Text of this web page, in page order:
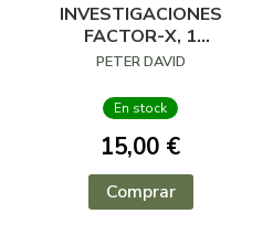
INVESTIGACIONES
FACTOR-X, 1
ESPERA LO
(NUEVO PVP)
PETER DAVID
En stock
15,00 €
Comprar